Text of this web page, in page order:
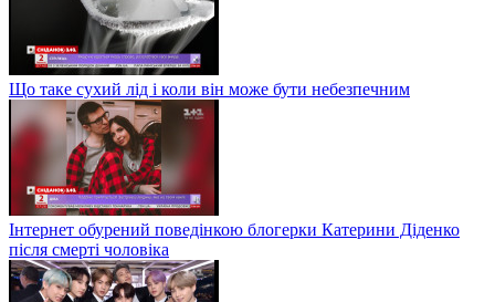
Що таке сухий лід і коли він може бути небезпечним
Інтернет обурений поведінкою блогерки Катерини Діденко
після смерті чоловіка